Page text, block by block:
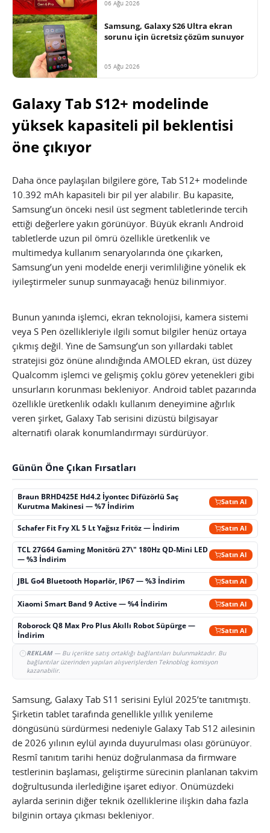
06 Ağu 2026
Samsung, Galaxy S26 Ultra ekran
sorunu için ücretsiz çözüm sunuyor
05 Ağu 2026
Galaxy Tab S12+ modelinde
yüksek kapasiteli pil beklentisi
öne çıkıyor
Daha önce paylaşılan bilgilere göre, Tab S12+ modelinde
10.392 mAh kapasiteli bir pil yer alabilir. Bu kapasite,
Samsung’un önceki nesil üst segment tabletlerinde tercih
ettiği değerlere yakın görünüyor. Büyük ekranlı Android
tabletlerde uzun pil ömrü özellikle üretkenlik ve
multimedya kullanım senaryolarında öne çıkarken,
Samsung’un yeni modelde enerji verimliliğine yönelik ek
iyileştirmeler sunup sunmayacağı henüz bilinmiyor.
Bunun yanında işlemci, ekran teknolojisi, kamera sistemi
veya S Pen özellikleriyle ilgili somut bilgiler henüz ortaya
çıkmış değil. Yine de Samsung’un son yıllardaki tablet
stratejisi göz önüne alındığında AMOLED ekran, üst düzey
Qualcomm işlemci ve gelişmiş çoklu görev yetenekleri gibi
unsurların korunması bekleniyor. Android tablet pazarında
özellikle üretkenlik odaklı kullanım deneyimine ağırlık
veren şirket, Galaxy Tab serisini dizüstü bilgisayar
alternatifi olarak konumlandırmayı sürdürüyor.
Günün Öne Çıkan Fırsatları
Braun BRHD425E Hd4.2 İyontec Difüzörlü Saç
Kurutma Makinesi — %7 İndirim
Satın Al
Schafer Fit Fry XL 5 Lt Yağsız Fritöz — İndirim Satın Al
TCL 27G64 Gaming Monitörü 27\" 180Hz QD-Mini LED
— %3 İndirim
Satın Al
JBL Go4 Bluetooth Hoparlör, IP67 — %3 İndirim Satın Al
Xiaomi Smart Band 9 Active — %4 İndirim Satın Al
Roborock Q8 Max Pro Plus Akıllı Robot Süpürge —
İndirim
Satın Al
REKLAM— Bu içerikte satış ortaklığı bağlantıları bulunmaktadır. Bu
bağlantılar üzerinden yapılan alışverişlerden Teknoblog komisyon
kazanabilir.
Samsung, Galaxy Tab S11 serisini Eylül 2025’te tanıtmıştı.
Şirketin tablet tarafında genellikle yıllık yenileme
döngüsünü sürdürmesi nedeniyle Galaxy Tab S12 ailesinin
de 2026 yılının eylül ayında duyurulması olası görünüyor.
Resmî tanıtım tarihi henüz doğrulanmasa da firmware
testlerinin başlaması, geliştirme sürecinin planlanan takvim
doğrultusunda ilerlediğine işaret ediyor. Önümüzdeki
aylarda serinin diğer teknik özelliklerine ilişkin daha fazla
bilginin ortaya çıkması bekleniyor.